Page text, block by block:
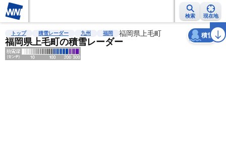
検索 現在地
雨雲レーダー 台風情報 地震情報 警報・注意報 2週間天気 ラ
トップ 積雪レーダー 九州 福岡 福岡県上毛町
福岡県上毛町の積雪レーダー
積雪
天気 台風